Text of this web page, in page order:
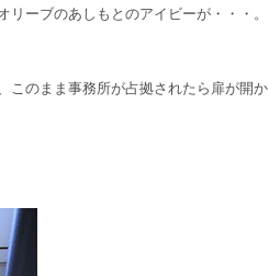
ーブのあしもとのアイビーが・・・。
このまま事務所が占拠されたら扉が開か